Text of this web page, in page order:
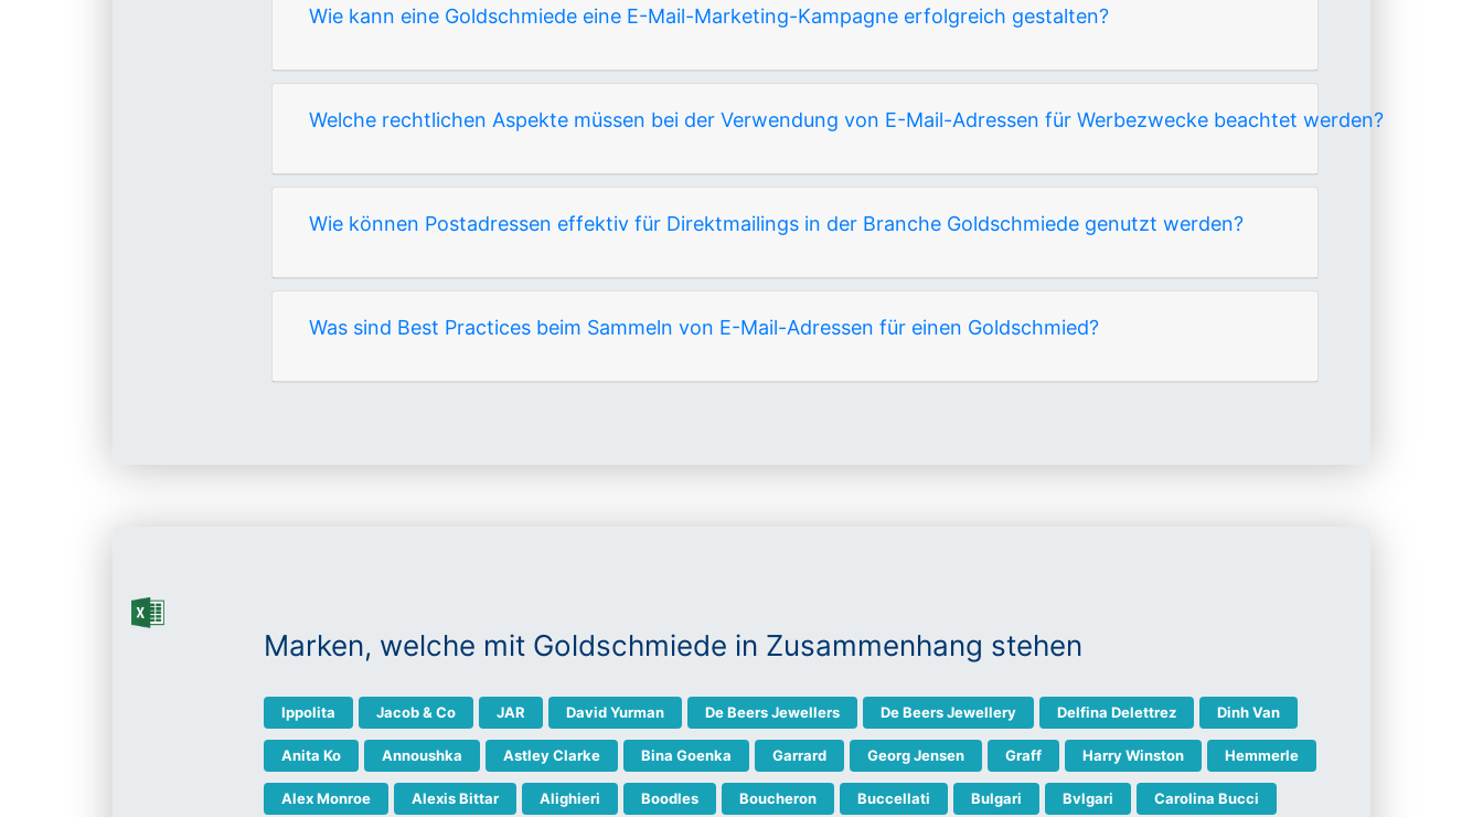
Wie kann eine Goldschmiede eine E-Mail-Marketing-Kampagne erfolgreich gestalten?
Welche rechtlichen Aspekte müssen bei der Verwendung von E-Mail-Adressen für Werbezwecke beachtet werden?
Wie können Postadressen effektiv für Direktmailings in der Branche Goldschmiede genutzt werden?
Was sind Best Practices beim Sammeln von E-Mail-Adressen für einen Goldschmied?
Marken, welche mit Goldschmiede in Zusammenhang stehen
Ippolita Jacob & Co JAR David Yurman De Beers Jewellers De Beers Jewellery Delfina Delettrez Dinh Van
Anita Ko Annoushka Astley Clarke Bina Goenka Garrard Georg Jensen Graff Harry Winston Hemmerle
Alex Monroe Alexis Bittar Alighieri Boodles Boucheron Buccellati Bulgari Bvlgari Carolina Bucci